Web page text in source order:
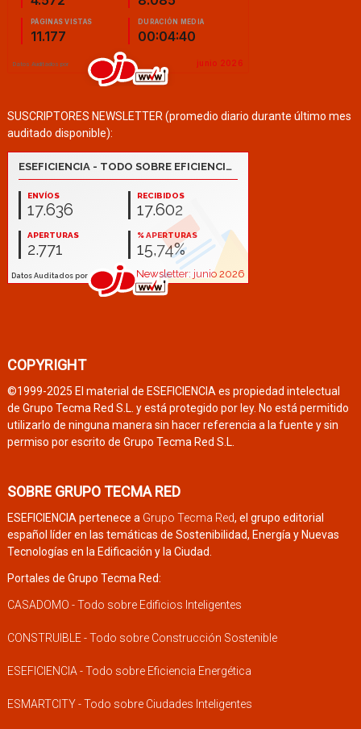
SUSCRIPTORES NEWSLETTER (promedio diario durante último mes
auditado disponible):
COPYRIGHT
©1999-2025 El material de ESEFICIENCIA es propiedad intelectual
de Grupo Tecma Red S.L. y está protegido por ley. No está permitido
utilizarlo de ninguna manera sin hacer referencia a la fuente y sin
permiso por escrito de Grupo Tecma Red S.L.
SOBRE GRUPO TECMA RED
ESEFICIENCIA pertenece a Grupo Tecma Red, el grupo editorial
español líder en las temáticas de Sostenibilidad, Energía y Nuevas
Tecnologías en la Edificación y la Ciudad.
Portales de Grupo Tecma Red:
CASADOMO - Todo sobre Edificios Inteligentes
CONSTRUIBLE - Todo sobre Construcción Sostenible
ESEFICIENCIA - Todo sobre Eficiencia Energética
ESMARTCITY - Todo sobre Ciudades Inteligentes